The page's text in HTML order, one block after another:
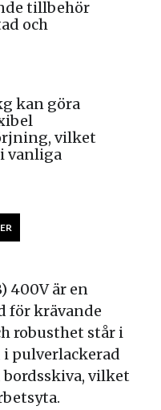
400V är en
för krävande
robusthet står i
pulverlackerad
vilket
tillbehör
och
kan göra
vilket
vanliga